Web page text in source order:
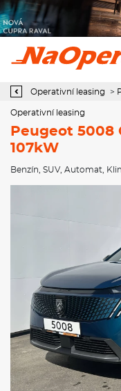
Operativní leasing Peugeot 5008 GT e-
Operativní leasing >
Operativní leasing
Peugeot 5008
107kW
Benzín SUV, Automat